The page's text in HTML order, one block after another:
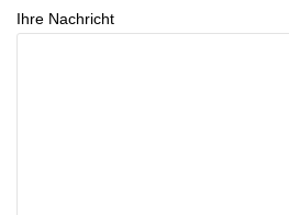
Ihre Nachricht